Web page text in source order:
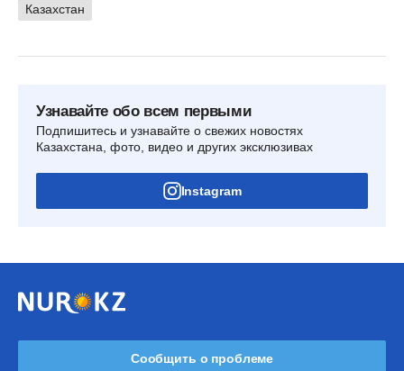
Казахстан
Узнавайте обо всем первыми
Подпишитесь и узнавайте о свежих новостях
Казахстана, фото, видео и других эксклюзивах
Instagram
Сообщить о проблеме